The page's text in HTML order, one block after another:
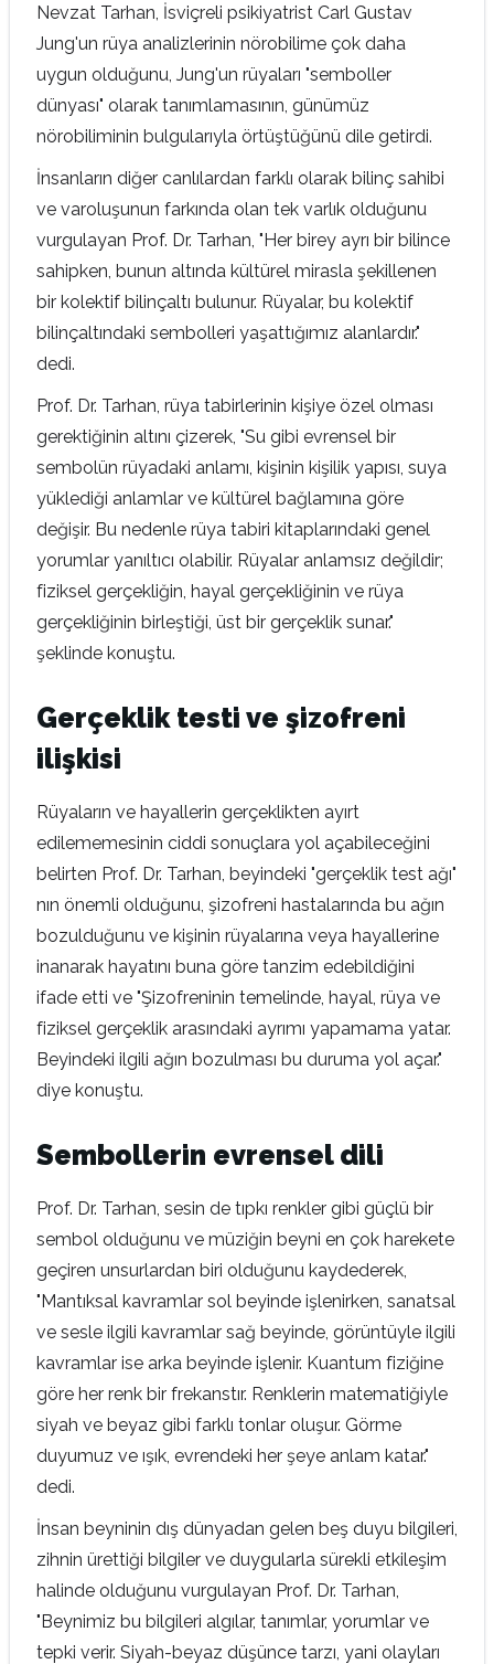
Nevzat Tarhan, İsviçreli psikiyatrist Carl Gustav
Jung'un rüya analizlerinin nörobilime çok daha
uygun olduğunu, Jung'un rüyaları "semboller
dünyası" olarak tanımlamasının, günümüz
nörobiliminin bulgularıyla örtüştüğünü dile getirdi.
İnsanların diğer canlılardan farklı olarak bilinç sahibi
ve varoluşunun farkında olan tek varlık olduğunu
vurgulayan Prof. Dr. Tarhan, "Her birey ayrı bir bilince
sahipken, bunun altında kültürel mirasla şekillenen
bir kolektif bilinçaltı bulunur. Rüyalar, bu kolektif
bilinçaltındaki sembolleri yaşattığımız alanlardır."
dedi.
Prof. Dr. Tarhan, rüya tabirlerinin kişiye özel olması
gerektiğinin altını çizerek, "Su gibi evrensel bir
sembolün rüyadaki anlamı, kişinin kişilik yapısı, suya
yüklediği anlamlar ve kültürel bağlamına göre
değişir. Bu nedenle rüya tabiri kitaplarındaki genel
yorumlar yanıltıcı olabilir. Rüyalar anlamsız değildir;
fiziksel gerçekliğin, hayal gerçekliğinin ve rüya
gerçekliğinin birleştiği, üst bir gerçeklik sunar."
şeklinde konuştu.
Gerçeklik testi ve şizofreni
ilişkisi
Rüyaların ve hayallerin gerçeklikten ayırt
edilememesinin ciddi sonuçlara yol açabileceğini
belirten Prof. Dr. Tarhan, beyindeki "gerçeklik test ağı"
nın önemli olduğunu, şizofreni hastalarında bu ağın
bozulduğunu ve kişinin rüyalarına veya hayallerine
inanarak hayatını buna göre tanzim edebildiğini
ifade etti ve "Şizofreninin temelinde, hayal, rüya ve
fiziksel gerçeklik arasındaki ayrımı yapamama yatar.
Beyindeki ilgili ağın bozulması bu duruma yol açar."
diye konuştu.
Sembollerin evrensel dili
Prof. Dr. Tarhan, sesin de tıpkı renkler gibi güçlü bir
sembol olduğunu ve müziğin beyni en çok harekete
geçiren unsurlardan biri olduğunu kaydederek,
"Mantıksal kavramlar sol beyinde işlenirken, sanatsal
ve sesle ilgili kavramlar sağ beyinde, görüntüyle ilgili
kavramlar ise arka beyinde işlenir. Kuantum fiziğine
göre her renk bir frekanstır. Renklerin matematiğiyle
siyah ve beyaz gibi farklı tonlar oluşur. Görme
duyumuz ve ışık, evrendeki her şeye anlam katar."
dedi.
İnsan beyninin dış dünyadan gelen beş duyu bilgileri,
zihnin ürettiği bilgiler ve duygularla sürekli etkileşim
halinde olduğunu vurgulayan Prof. Dr. Tarhan,
"Beynimiz bu bilgileri algılar, tanımlar, yorumlar ve
tepki verir. Siyah-beyaz düşünce tarzı, yani olayları